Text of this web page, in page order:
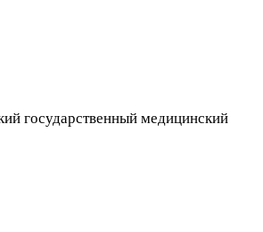
государственный медицинский